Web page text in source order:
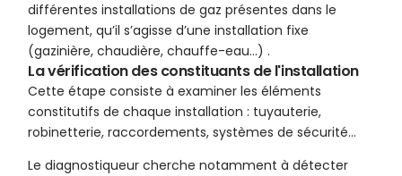
différentes installations de gaz présentes dans le
logement, qu’il s’agisse d’une installation fixe
(gazinière, chaudière, chauffe-eau…) .
La vérification des constituants de l'installation
Cette étape consiste à examiner les éléments
constitutifs de chaque installation : tuyauterie,
robinetterie, raccordements, systèmes de sécurité…
Le diagnostiqueur cherche notamment à détecter